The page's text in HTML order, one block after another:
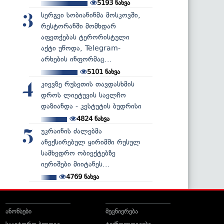
5193 ნახვა
3
სერგეი სობიანინმა მოსკოვში,
რესტორანში მომხდარ
აფეთქებას ტერორისტული
აქტი უწოდა, Telegram-
არხების ინფორმაც...
5101ნახვა
4
კიევზე რუსეთის თავდასხმის
დროს ლიეტუვის საელჩო
დაზიანდა - კესტუტის ბუდრისი
4824ნახვა
5
უკრაინის ძალებმა
ანექსირებულ ყირიმში რუსულ
სამხედრო ობიექტებზე
იერიშები მიიტანეს...
4769 ნახვა
ანონსები
მეცნიერება